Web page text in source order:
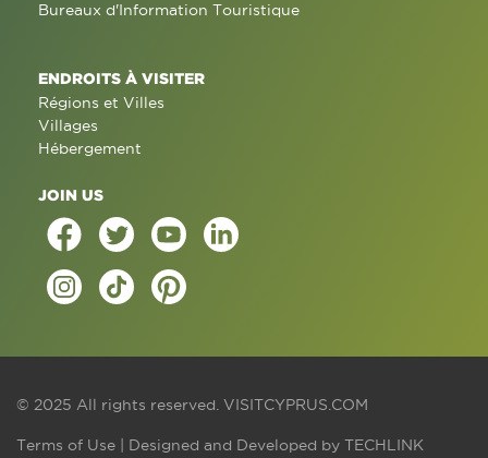
Bureaux d'Information Touristique
ENDROITS À VISITER
Régions et Villes
Villages
Hébergement
JOIN US
© 2025 All rights reserved. VISITCYPRUS.COM
Terms of Use | Designed and Developed by TECHLINK